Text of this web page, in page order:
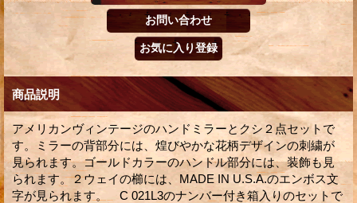
商品説明
アメリカンヴィンテージのハンドミラーとクシ２点セットで
す。ミラーの背部分には、煌びやかな花柄デザインの刺繍が
見られます。ゴールドカラーのハンドル部分には、装飾も見
られます。２ウェイの櫛には、MADE IN U.S.A.のエンボス文
字が見られます。 C 021L3のナンバー付き箱入りのセットで